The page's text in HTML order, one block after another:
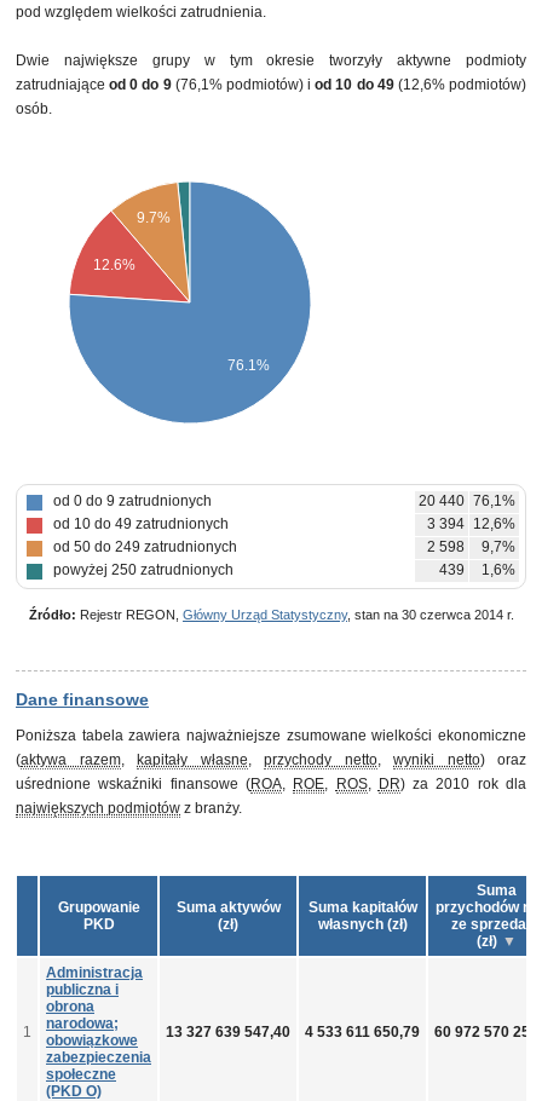
pod względem wielkości zatrudnienia.
Dwie największe grupy w tym okresie tworzyły aktywne podmioty
zatrudniająceod 0 do 9 (76,1% podmiotów) iod 10 do 49 (12,6% podmiotów)
osób.
9.7%
12.6%
76.1%
od 0 do 9 zatrudnionych 20 440 76,1%
od 10 do 49 zatrudnionych
3 394 12,6%
od 50 do 249 zatrudnionych
2 598
9,7%
powyżej 250 zatrudnionych
439 1,6%
Źródło: Rejestr REGON, Główny Urząd Statystyczny, stan na 30 czerwca 2014 r.
Dane finansowe
Poniższa tabela zawiera najważniejsze zsumowane wielkości ekonomiczne
(aktywa razem, kapitały własne, przychody netto, wyniki netto) oraz
uśrednione wskaźniki finansowe (ROA, ROE, ROS, DR) za 2010 rok dla
największych podmiotów z branży.
Grupowanie
PKD
Suma aktywów
(zł)
Suma kapitałów
własnych (zł)
Suma
przychodów
ze sprzedaży
(zł)
1
Administracja
publiczna i
obrona
narodowa;
obowiązkowe
zabezpieczenia
społeczne
(PKD O)
13 327 639 547,40 4 533 611 650,79 60 972 570